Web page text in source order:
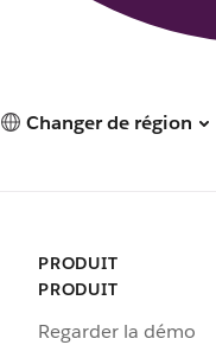
Changer de région
PRODUIT
PRODUIT
Regarder la démo